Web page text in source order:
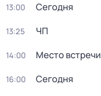
13:00 Сегодня
13:25 ЧП
14:00 Место встречи
16:00 Сегодня